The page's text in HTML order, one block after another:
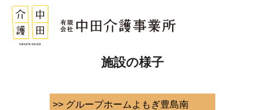
施設の様子
>> グループホームよもぎ豊島南